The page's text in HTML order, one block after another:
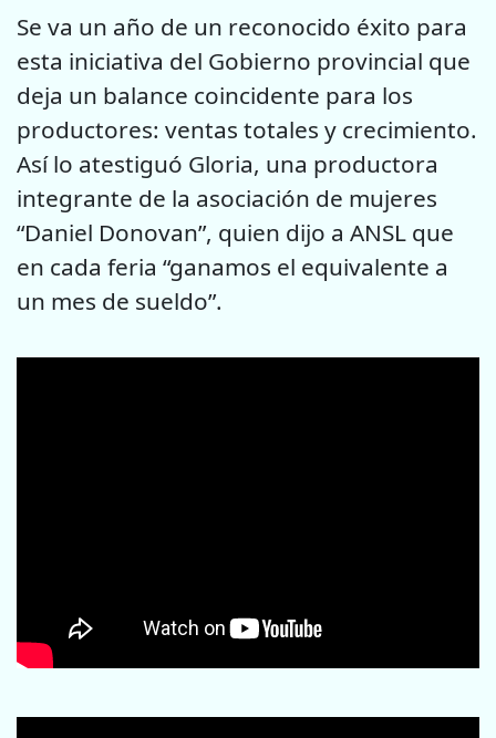
Se va un año de un reconocido éxito para
esta iniciativa del Gobierno provincial que
deja un balance coincidente para los
productores: ventas totales y crecimiento.
Así lo atestiguó Gloria, una productora
integrante de la asociación de mujeres
“Daniel Donovan”, quien dijo a ANSL que
en cada feria “ganamos el equivalente a
un mes de sueldo”.